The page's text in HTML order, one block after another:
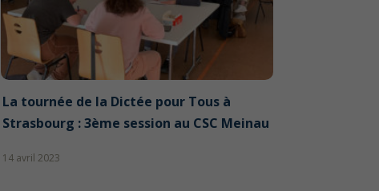
La tournée de la Dictée pour Tous à
Strasbourg : 3ème session au CSC Meinau
14 avril 2023